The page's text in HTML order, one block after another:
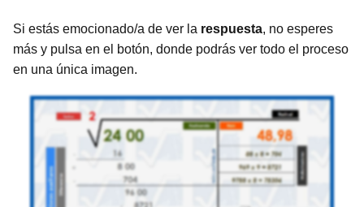
Si estás emocionado/a de ver la respuesta, no esperes
más y pulsa en el botón, donde podrás ver todo el proceso
en una única imagen.